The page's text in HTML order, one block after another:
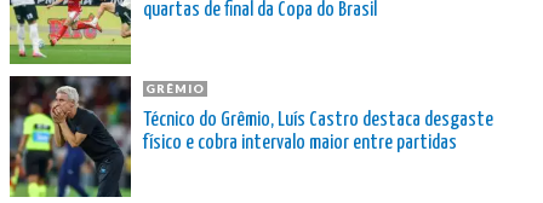
quartas de final da Copa do Brasil
GRÊMIO
Técnico do Grêmio, Luís Castro destaca desgaste
físico e cobra intervalo maior entre partidas